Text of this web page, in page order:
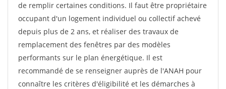
de remplir certaines conditions. Il faut être propriétaire
occupant d'un logement individuel ou collectif achevé
depuis plus de 2 ans, et réaliser des travaux de
remplacement des fenêtres par des modèles
performants sur le plan énergétique. Il est
recommandé de se renseigner auprès de l'ANAH pour
connaître les critères d'éligibilité et les démarches à